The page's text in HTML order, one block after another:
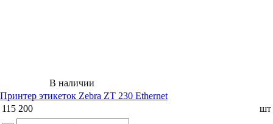
В наличии
Принтер этикеток Zebra ZT 230 Ethernet
115 200
шт